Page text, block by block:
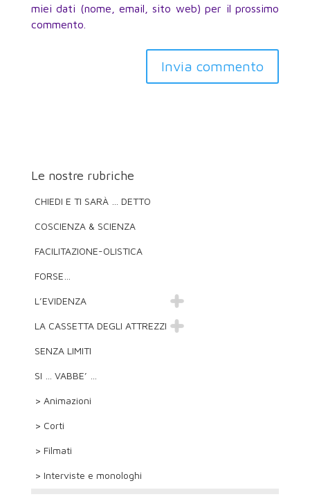
miei dati (nome, email, sito web) per il prossimo
commento.
Invia commento
Le nostre rubriche
CHIEDI E TI SARÀ … DETTO
COSCIENZA & SCIENZA
FACILITAZIONE-OLISTICA
FORSE…
L’EVIDENZA
LA CASSETTA DEGLI ATTREZZI
SENZA LIMITI
SI … VABBE’ …
> Animazioni
> Corti
> Filmati
> Interviste e monologhi